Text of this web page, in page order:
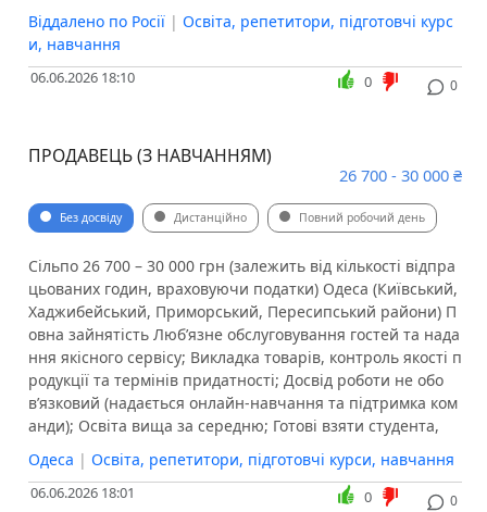
Віддалено по Росії | Освіта, репетитори, підготовчі курс
и, навчання
06.06.2026 18:10 0
0
ПРОДАВЕЦЬ (З НАВЧАННЯМ)
26 700 - 30 000 ₴
Без досвіду Дистанційно Повний робочий день
Сільпо 26 700 – 30 000 грн (залежить від кількості відпра
цьованих годин, враховуючи податки) Одеса (Київський,
Хаджибейський, Приморський, Пересипський райони) П
овна зайнятість Люб’язне обслуговування гостей та нада
ння якісного сервісу; Викладка товарів, контроль якості п
родукції та термінів придатності; Досвід роботи не обо
в’язковий (надається онлайн-навчання та підтримка ком
анди); Освіта вища за середню; Готові взяти студента,
Одеса | Освіта, репетитори, підготовчі курси, навчання
06.06.2026 18:01 0
0